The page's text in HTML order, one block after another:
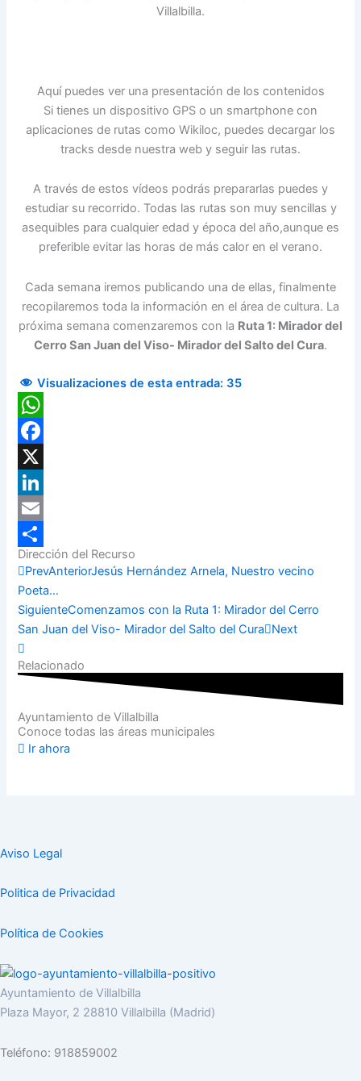
Villalbilla.
Aquí puedes ver una presentación de los contenidos
Si tienes un dispositivo GPS o un smartphone con
aplicaciones de rutas como Wikiloc, puedes decargar los
tracks desde nuestra web y seguir las rutas.
A través de estos vídeos podrás prepararlas puedes y
estudiar su recorrido. Todas las rutas son muy sencillas y
asequibles para cualquier edad y época del año,aunque es
preferible evitar las horas de más calor en el verano.
Cada semana iremos publicando una de ellas, finalmente
recopilaremos toda la información en el área de cultura. La
próxima semana comenzaremos con la Ruta 1: Mirador del
Cerro San Juan del Viso- Mirador del Salto del Cura.
Visualizaciones de esta entrada: 35
WhatsApp
Facebook
X
LinkedIn
Email
Compartir
Dirección del Recurso
PrevAnteriorJesús Hernández Arnela, Nuestro vecino
Poeta…
SiguienteComenzamos con la Ruta 1: Mirador del Cerro
San Juan del Viso- Mirador del Salto del Cura
Next
Relacionado
Ayuntamiento de Villalbilla
Conoce todas las áreas municipales
Ir ahora
Aviso Legal
Politica de Privacidad
Política de Cookies
Ayuntamiento de Villalbilla
Plaza Mayor, 2 28810 Villalbilla (Madrid)
Teléfono: 918859002